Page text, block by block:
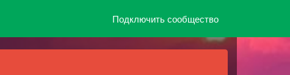
Подключить сообщество